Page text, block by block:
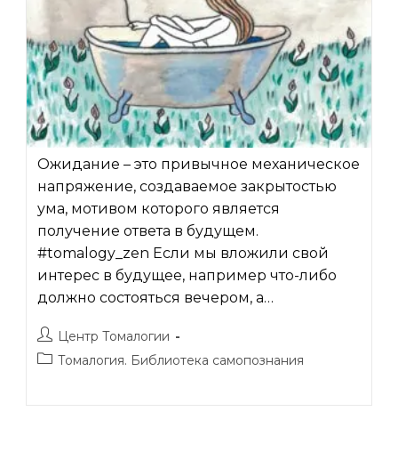
Ожидание – это привычное механическое
напряжение, создаваемое закрытостью
ума, мотивом которого является
получение ответа в будущем.
#tomalogy_zen Если мы вложили свой
интерес в будущее, например что-либо
должно состояться вечером, а…
Автор
записи:
Центр Томалогии
Рубрика
Томалогия. Библиотека самопознания